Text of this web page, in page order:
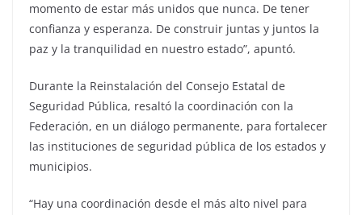
momento de estar más unidos que nunca. De tener
confianza y esperanza. De construir juntas y juntos la
paz y la tranquilidad en nuestro estado”, apuntó.
Durante la Reinstalación del Consejo Estatal de
Seguridad Pública, resaltó la coordinación con la
Federación, en un diálogo permanente, para fortalecer
las instituciones de seguridad pública de los estados y
municipios.
“Hay una coordinación desde el más alto nivel para